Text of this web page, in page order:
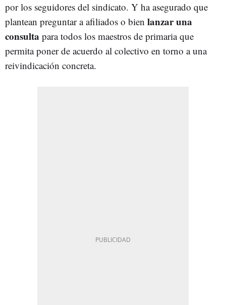
por los seguidores del sindicato. Y ha asegurado que
plantean preguntar a afiliados o bien lanzar una
consulta para todos los maestros de primaria que
permita poner de acuerdo al colectivo en torno a una
reivindicación concreta.